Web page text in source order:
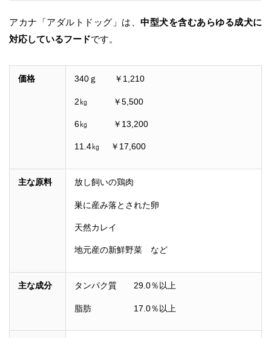
アカナ「アダルトドッグ」は、 中型犬を含むあらゆる成犬に
対応しているフードです。
価格 340ｇ ￥1,210
2㎏ ￥5,500
6㎏ ￥13,200
11.4㎏ ￥17,600
主な原料 放し飼いの鶏肉
巣に産み落とされた卵
天然カレイ
地元産の新鮮野菜 など
主な成分 タンパク質 29.0％以上
脂肪 17.0％以上